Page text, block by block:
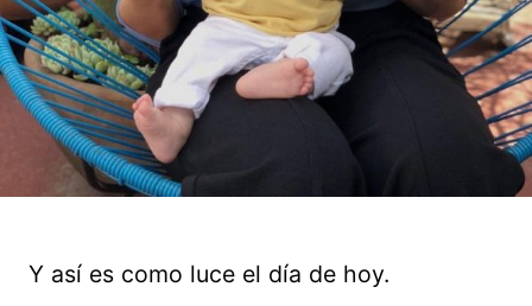
Y así es como luce el día de hoy.